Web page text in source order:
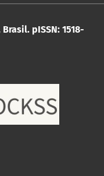
Brasil. pISSN: 1518-